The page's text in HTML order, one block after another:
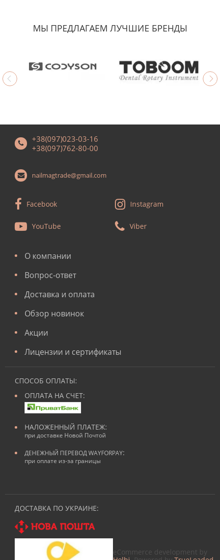
МЫ ПРЕДЛАГАЕМ ЛУЧШИЕ БРЕНДЫ
+38(097)023-03-16
+38(097)762-80-00
nailmagtrade@gmail.com
Facebook Instagram
YouTube Viber
О компании
Вопрос-ответ
Доставка и оплата
Обзор новинок
Акции
Лицензии и сертификаты
СПОСОБ ОПЛАТЫ:
ОПЛАТА НА СЧЕТ:
НАЛОЖЕННЫЙ ПЛАТЕЖ:
при доставке Новой Почтой
ДЕНЕЖНЫЙ ПЕРЕВОД WAYFORPAY:
при оплате из-за границы
ДОСТАВКА ПО УКРАИНЕ:
eCommerce development by